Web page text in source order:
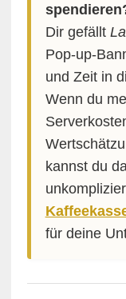
Dir gefällt
Pop-up-
und Zeit in
Wenn du
kannst du
für deine